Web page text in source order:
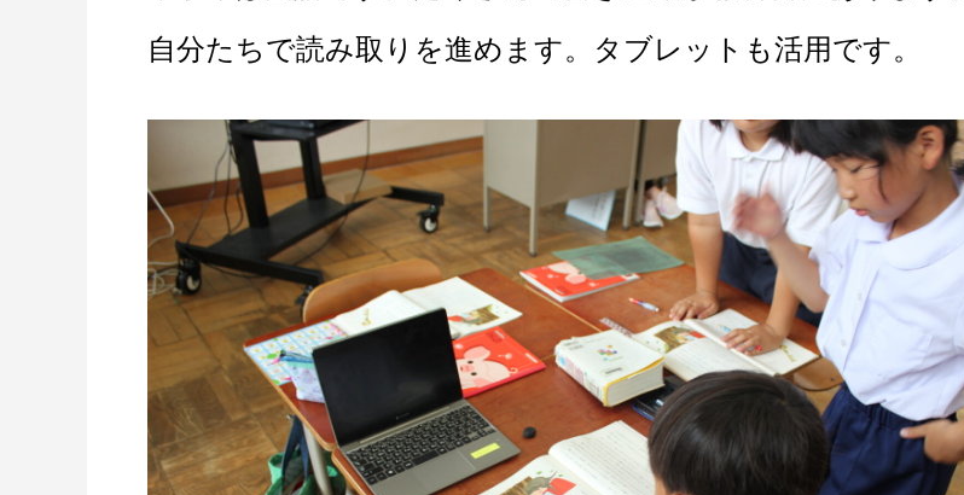
自分たちで読み取りを進めます。タブレットも活用です。